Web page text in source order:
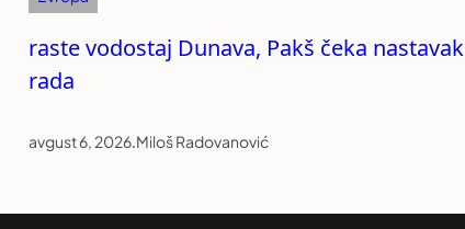
raste vodostaj Dunava, Pakš čeka nastavak
rada
avgust 6, 2026.Miloš Radovanović